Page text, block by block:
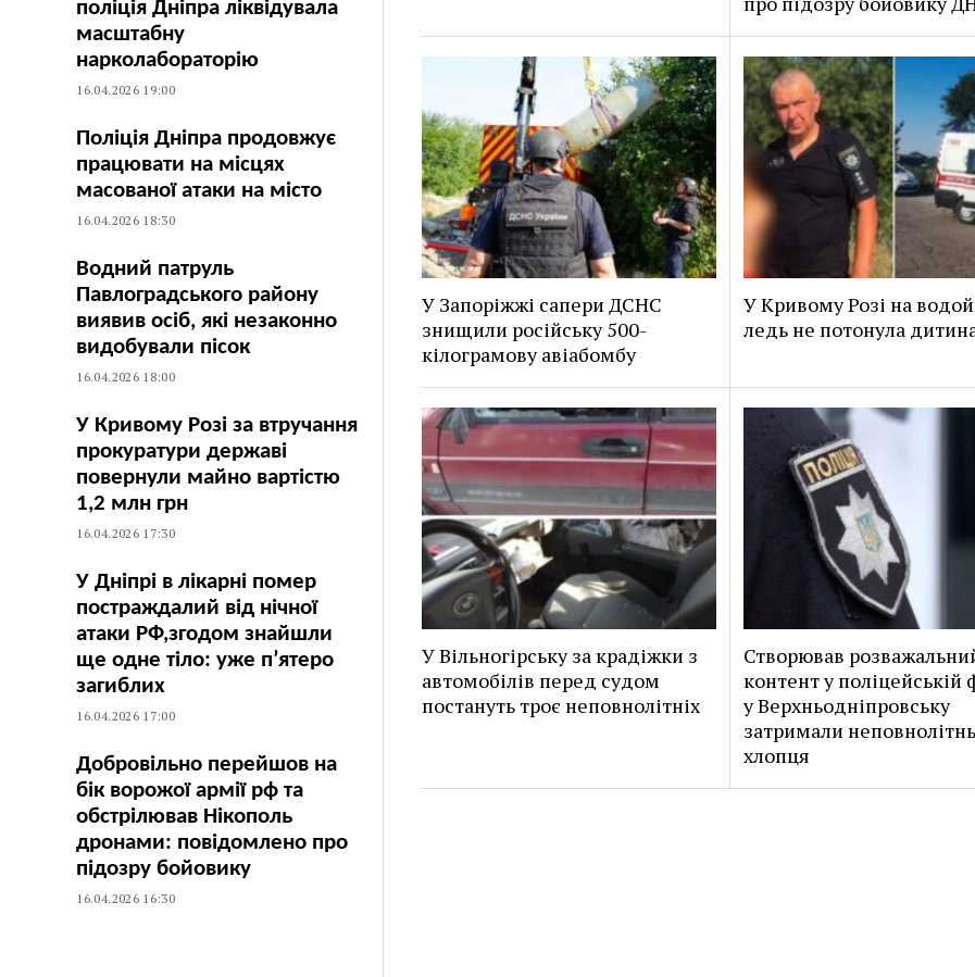
поліція Дніпра ліквідувала
масштабну
нарколабораторію
16.04.2026 19:00
Поліція Дніпра продовжує
працювати на місцях
масованої атаки на місто
16.04.2026 18:30
Водний патруль
Павлоградського району
виявив осіб, які незаконно
видобували пісок
16.04.2026 18:00
У Кривому Розі за втручання
прокуратури державі
повернули майно вартістю
1,2 млн грн
16.04.2026 17:30
У Дніпрі в лікарні помер
постраждалий від нічної
атаки РФ,згодом знайшли
ще одне тіло: уже п’ятеро
загиблих
16.04.2026 17:00
Добровільно перейшов на
бік ворожої армії рф та
обстрілював Нікополь
дронами: повідомлено про
підозру бойовику
16.04.2026 16:30
У Запоріжжі сапери ДСНС
знищили російську 500-
кілограмову авіабомбу
У Кривому Розі на
ледь не потонула
У Вільногірську за крадіжки з
автомобілів перед судом
постануть троє неповнолітніх
Створював
контент у поліцейській
у Верхньодніпровську
затримали
хлопця